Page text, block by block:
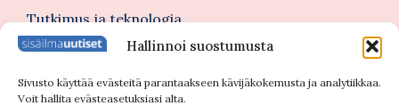
Hallinnoi suostumusta
Sivusto käyttää evästeitä parantaakseen kävijäkokemusta ja analytiikkaa.
Voit hallita evästeasetuksiasi alta.
Tutkimus ja teknologia
Tutustu myös